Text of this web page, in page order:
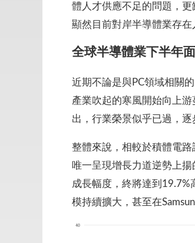
體人才供應不足的問題，
顯然目前對岸半導體業存
全球半導體業下半年
近期不論是與PC領域相關
產業吹起的寒風開始向上
出，行業榮景似乎已過，
整體來說，相較於積體電
唯一呈現增長力道逆勢上
成長幅度，終將達到
模持續擴大，甚至在